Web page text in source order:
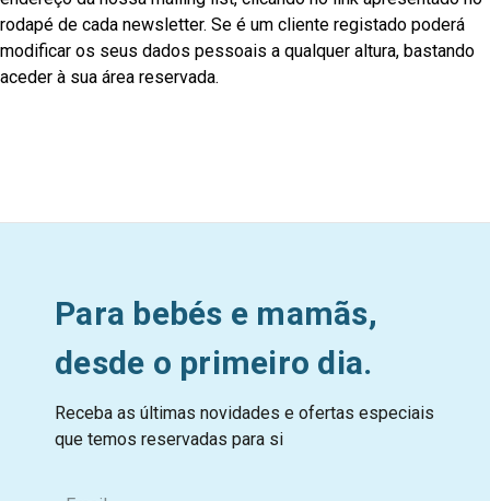
rodapé de cada newsletter. Se é um cliente registado poderá
modificar os seus dados pessoais a qualquer altura, bastando
aceder à sua área reservada.
Para bebés e mamãs,
desde o primeiro dia.
Receba as últimas novidades e ofertas especiais
que temos reservadas para si